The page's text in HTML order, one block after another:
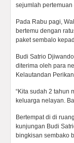
sejumlah
Pada Rabu pagi,
bertemu dengan
paket sembalo
Budi Satrio
diterima oleh para
Kelautandan
“Kita sudah 2 tahun
keluarga nelayan.
Bertempat di di
kunjungan Budi
bingkisan sembako